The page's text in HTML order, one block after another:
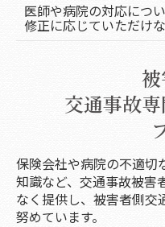
医師や病院の対応につ
修正に応じていただけ
交通事故
保険会社や病院の不適切
知識など、交通事故被害
なく提供し、被害者側交
努めています。